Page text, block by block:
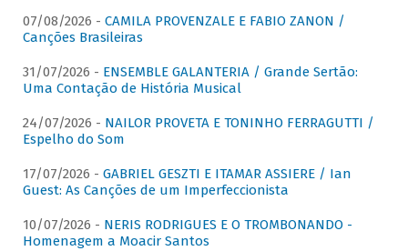
07/08/2026 - CAMILA PROVENZALE E FABIO ZANON /
Canções Brasileiras
31/07/2026 - ENSEMBLE GALANTERIA / Grande Sertão:
Uma Contação de História Musical
24/07/2026 - NAILOR PROVETA E TONINHO FERRAGUTTI /
Espelho do Som
17/07/2026 - GABRIEL GESZTI E ITAMAR ASSIERE / Ian
Guest: As Canções de um Imperfeccionista
10/07/2026 - NERIS RODRIGUES E O TROMBONANDO -
Homenagem a Moacir Santos